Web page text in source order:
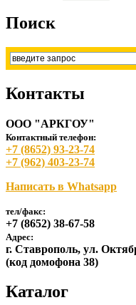
Поиск
Контакты
ООО "АРКГОУ"
Контактный телефон:
+7 (8652) 93-23-74
+7 (962) 403-23-74
Написать в Whatsapp
тел/факс:
+7 (8652) 38-67-58
Адрес:
г. Ставрополь, ул.
(код домофона 38)
Каталог